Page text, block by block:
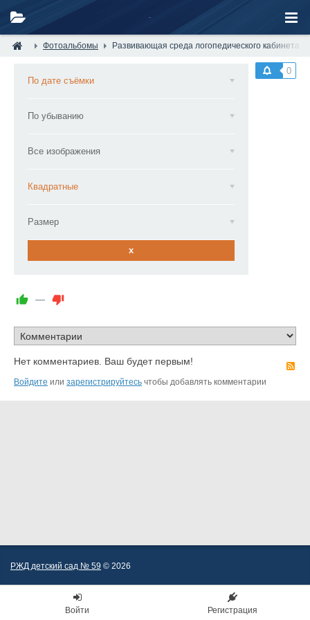
Фотоальбомы Развивающая среда логопедического кабинета
0
По дате съёмки
По убыванию
Все изображения
Квадратные
Размер
x
—
Нет комментариев. Ваш будет первым!
Войдите или зарегистрируйтесь чтобы добавлять комментарии
РЖД детский сад № 59 © 2026
Войти Регистрация